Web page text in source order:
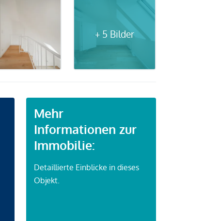
+ 5 Bilder
Mehr
Informationen zur
Immobilie:
Detaillierte Einblicke in dieses
Objekt.